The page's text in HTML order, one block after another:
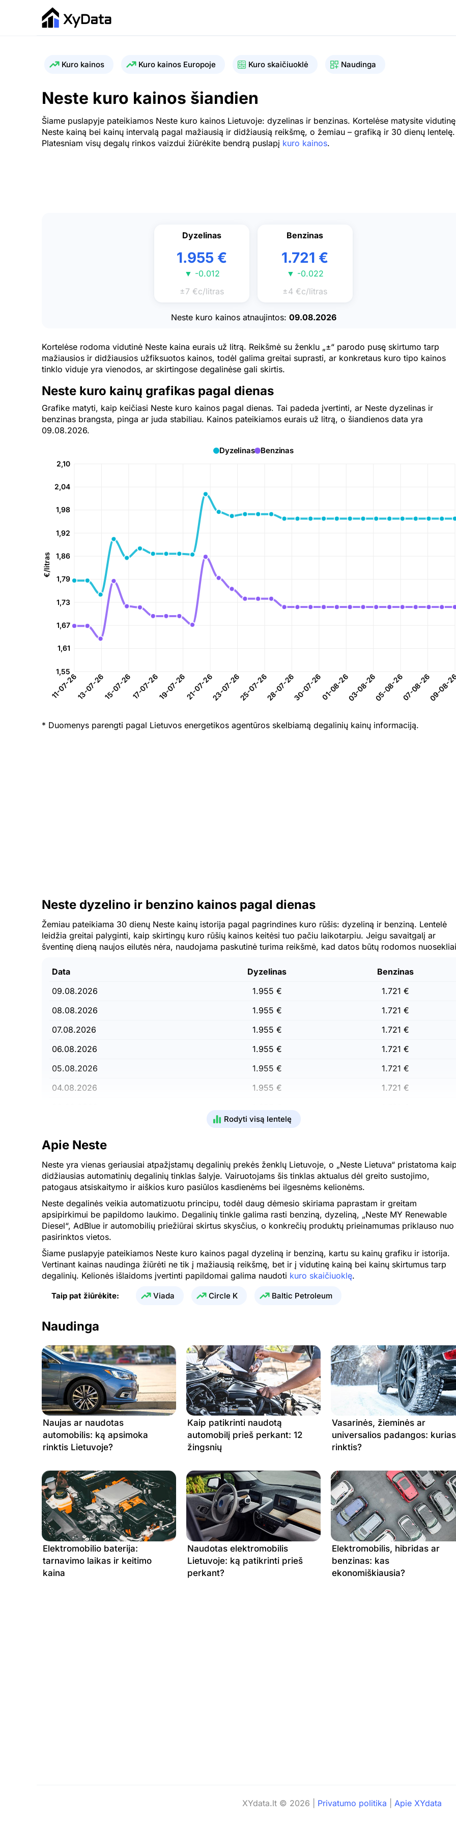
Kuro kainos Kuro kainos Europoje Kuro skaičiuoklė Naudinga
Neste kuro kainos šiandien
Šiame puslapyje pateikiamos Neste kuro kainos Lietuvoje: dyzelinas ir benzinas. Kortelėse matysite vidutinę
Neste kainą bei kainų intervalą pagal mažiausią ir didžiausią reikšmę, o žemiau – grafiką ir 30 dienų lentelę.
Platesniam visų degalų rinkos vaizdui žiūrėkite bendrą puslapį kuro kainos.
Dyzelinas
1.955 €
▼ -0.012
±7 €c/litras
Benzinas
1.721 €
▼ -0.022
±4 €c/litras
Neste kuro kainos atnaujintos: 09.08.2026
Kortelėse rodoma vidutinė Neste kaina eurais už litrą. Reikšmė su ženklu „±“ parodo pusę skirtumo tarp
mažiausios ir didžiausios užfiksuotos kainos, todėl galima greitai suprasti, ar konkretaus kuro tipo kainos
tinklo viduje yra vienodos, ar skirtingose degalinėse gali skirtis.
Neste kuro kainų grafikas pagal dienas
Grafike matyti, kaip keičiasi Neste kuro kainos pagal dienas. Tai padeda įvertinti, ar Neste dyzelinas ir
benzinas brangsta, pinga ar juda stabiliau. Kainos pateikiamos eurais už litrą, o šiandienos data yra
09.08.2026.
Dyzelinas Benzinas
2,10
2,04
1,98
1,92
1,86
1,79
1,73
1,67
1,61
1,55
€/litras
11-07-2613-07-2615-07-2617-07-2619-07-2621-07-2623-07-2625-07-2628-07-2630-07-2601-08-2603-08-2605-08-2607-08-2609-08-
* Duomenys parengti pagal Lietuvos energetikos agentūros skelbiamą degalinių kainų informaciją.
Neste dyzelino ir benzino kainos pagal dienas
Žemiau pateikiama 30 dienų Neste kainų istorija pagal pagrindines kuro rūšis: dyzeliną ir benziną. Lentelė
leidžia greitai palyginti, kaip skirtingų kuro rūšių kainos keitėsi tuo pačiu laikotarpiu. Jeigu savaitgalį ar
šventinę dieną naujos eilutės nėra, naudojama paskutinė turima reikšmė, kad datos būtų rodomos
Data Dyzelinas
Benzinas
09.08.2026
1.955 €
1.721 €
08.08.2026
1.955 €
1.721 €
07.08.2026
1.955 €
1.721 €
06.08.2026
1.955 €
1.721 €
05.08.2026
1.955 €
1.721 €
04.08.2026
1.955 €
1.721 €
1.955 €
01.08.2026
31.07.2026
1.955 €
1.721 €
30.07.2026
1.955 €
29.07.2026
1.955 €
1.721 €
28.07.2026
1.955 €
1.721 €
27.07.2026
26.07.2026
1.967 €
1.743 €
25.07.2026
1.967 €
24.07.2026
1.967 €
23.07.2026
21.07.2026
2.020 €
1.854 €
20.07.2026
1.860 €
1.674 €
19.07.2026
1.862 €
1.697 €
18.07.2026
1.862 €
1.697 €
17.07.2026
1.862 €
1.697 €
15.07.2026
1.851 €
1.723 €
14.07.2026
1.901 €
1.790 €
13.07.2026
1.754 €
1.637 €
12.07.2026
1.791 €
1.671 €
11.07.2026
1.791 € 1.671 €
Rodyti visą lentelę
Apie Neste
Neste yra vienas geriausiai atpažįstamų degalinių prekės ženklų Lietuvoje, o „Neste Lietuva“ pristatoma
didžiausias automatinių degalinių tinklas šalyje. Vairuotojams šis tinklas aktualus dėl greito sustojimo,
patogaus atsiskaitymo ir aiškios kuro pasiūlos kasdienėms bei ilgesnėms kelionėms.
Neste degalinės veikia automatizuotu principu, todėl daug dėmesio skiriama paprastam ir greitam
apsipirkimui be papildomo laukimo. Degalinių tinkle galima rasti benziną, dyzeliną, „Neste MY Renewable
Diesel“, AdBlue ir automobilių priežiūrai skirtus skysčius, o konkrečių produktų prieinamumas priklauso nuo
pasirinktos vietos.
Šiame puslapyje pateikiamos Neste kuro kainos pagal dyzeliną ir benziną, kartu su kainų grafiku ir istorija.
Vertinant kainas naudinga žiūrėti ne tik į mažiausią reikšmę, bet ir į vidutinę kainą bei kainų skirtumus tarp
degalinių. Kelionės išlaidoms įvertinti papildomai galima naudoti kuro skaičiuoklę.
Taip pat žiūrėkite: Viada Circle K Baltic Petroleum
Naudinga
Naujas ar naudotas
automobilis: ką apsimoka
rinktis Lietuvoje?
Kaip patikrinti naudotą
automobilį prieš perkant: 12
žingsnių
Vasarinės, žieminės ar
universalios padangos: kurias
rinktis?
Elektromobilio baterija:
tarnavimo laikas ir keitimo
kaina
Naudotas elektromobilis
Lietuvoje: ką patikrinti prieš
perkant?
Elektromobilis, hibridas ar
benzinas: kas
ekonomiškiausia?
XYdata.lt © 2026 | Privatumo politika Apie XYdata